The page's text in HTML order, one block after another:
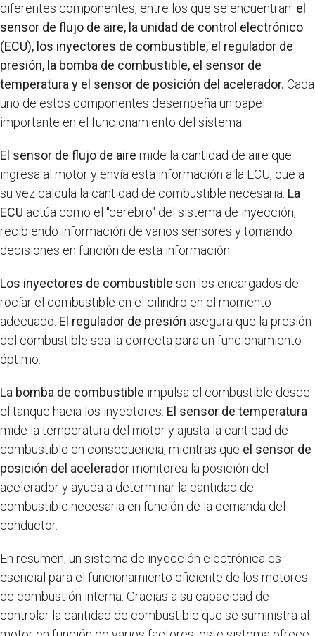
diferentes componentes, entre los que se encuentran: el
sensor de flujo de aire, la unidad de control electrónico
(ECU), los inyectores de combustible, el regulador de
presión, la bomba de combustible, el sensor de
temperatura y el sensor de posición del acelerador. Cada
uno de estos componentes desempeña un papel
importante en el funcionamiento del sistema.
El sensor de flujo de aire mide la cantidad de aire que
ingresa al motor y envía esta información a la ECU, que a
su vez calcula la cantidad de combustible necesaria. La
ECU actúa como el "cerebro" del sistema de inyección,
recibiendo información de varios sensores y tomando
decisiones en función de esta información.
Los inyectores de combustible son los encargados de
rocíar el combustible en el cilindro en el momento
adecuado. El regulador de presión asegura que la presión
del combustible sea la correcta para un funcionamiento
óptimo.
La bomba de combustible impulsa el combustible desde
el tanque hacia los inyectores. El sensor de temperatura
mide la temperatura del motor y ajusta la cantidad de
combustible en consecuencia, mientras que el sensor de
posición del aceleradormonitorea la posición del
acelerador y ayuda a determinar la cantidad de
combustible necesaria en función de la demanda del
conductor.
En resumen, un sistema de inyección electrónica es
esencial para el funcionamiento eficiente de los motores
de combustión interna. Gracias a su capacidad de
controlar la cantidad de combustible que se suministra al